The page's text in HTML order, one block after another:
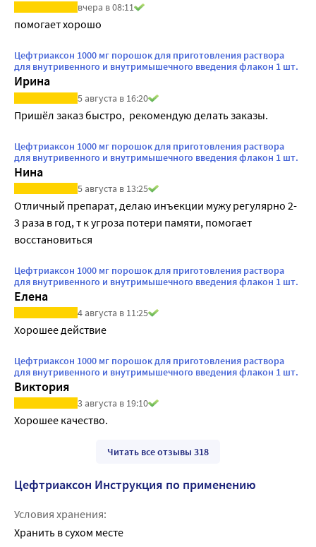
вчера в 08:11
помогает хорошо
Цефтриаксон 1000 мг порошок для приготовления раствора
для внутривенного и внутримышечного введения флакон 1 шт.
Ирина
5 августа в 16:20
Пришёл заказ быстро,  рекомендую делать заказы.
Цефтриаксон 1000 мг порошок для приготовления раствора
для внутривенного и внутримышечного введения флакон 1 шт.
Нина
5 августа в 13:25
Отличный препарат, делаю инъекции мужу регулярно 2-
3 раза в год, т к угроза потери памяти, помогает
восстановиться
Цефтриаксон 1000 мг порошок для приготовления раствора
для внутривенного и внутримышечного введения флакон 1 шт.
Елена
4 августа в 11:25
Хорошее действие
Цефтриаксон 1000 мг порошок для приготовления раствора
для внутривенного и внутримышечного введения флакон 1 шт.
Виктория
3 августа в 19:10
Хорошее качество.
Читать все отзывы 318
Цефтриаксон Инструкция по применению
Условия хранения:
Хранить в сухом месте